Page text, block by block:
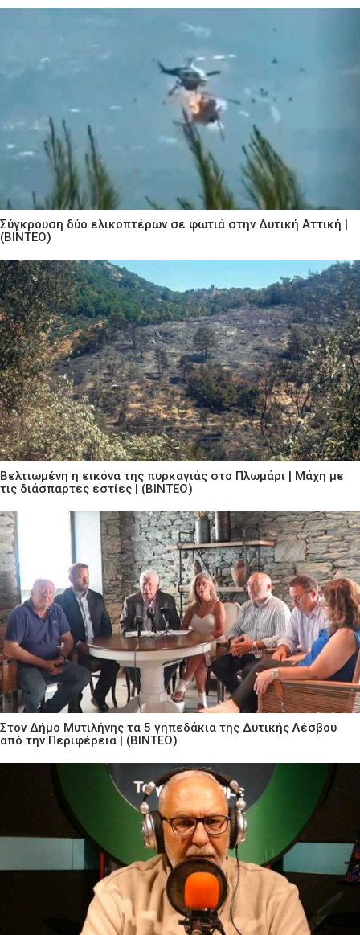
Σύγκρουση δύο ελικοπτέρων σε φωτιά στην Δυτική Αττική |
(ΒΙΝΤΕΟ)
Βελτιωμένη η εικόνα της πυρκαγιάς στο Πλωμάρι | Μάχη με
τις διάσπαρτες εστίες | (ΒΙΝΤΕΟ)
Στον Δήμο Μυτιλήνης τα 5 γηπεδάκια της Δυτικής Λέσβου
από την Περιφέρεια | (ΒΙΝΤΕΟ)